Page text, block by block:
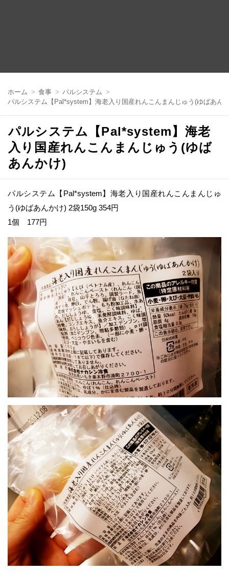
ホーム 食事
パルシステム
パルシステム【Pal*system】海老入り国産れんこんまんじゅう(ゆばあん
パルシステム【Pal*system】海老
入り国産れんこんまんじゅう(ゆば
あんかけ)
パルシステム【Pal*system】海老入り国産れんこんまんじゅ
う(ゆばあんかけ) 2袋150g 354円
1個 177円